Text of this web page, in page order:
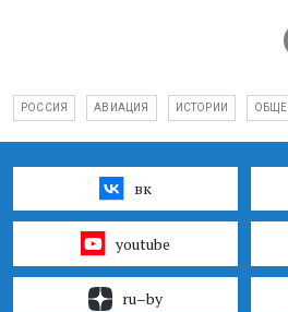
РОССИЯ АВИАЦИЯ ИСТОРИИ
вк
youtube
ru–by